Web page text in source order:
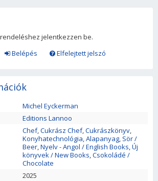
jelentkezzen be.
Belépés Elfelejtett jelszó
Michel Eyckerman
Editions Lannoo
Chef,Cukrász Chef,Cukrászkönyv,
Konyhatechnológia,Alapanyag, Sör /
Beer,Nyelv - Angol / English Books,Új
könyvek / New Books,Csokoládé /
Chocolate
2025